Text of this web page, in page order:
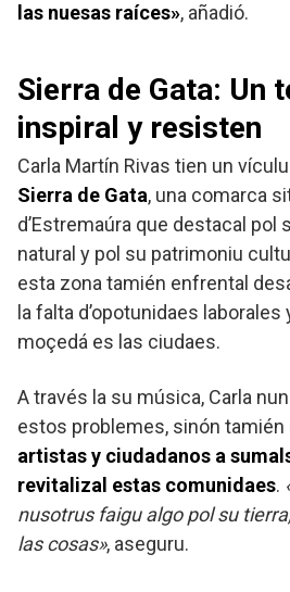
las nuesas raíces», añadió.
Sierra de Gata: Un
inspiral y resisten
Carla Martín Rivas tien un
Sierra de Gata, una comarca
d’Estremaúra que destacal pol
natural y pol su patrimoniu
esta zona tamién enfrental
la falta d’opotunidaes
moçedá es las ciudaes.
A través la su música, Carla
estos problemes, sinón tamién
artistas y ciudadanos a
revitalizal estas comunidaes.
nusotrus faigu algo pol su
las cosas», aseguru.